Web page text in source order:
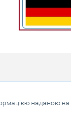
наданою на